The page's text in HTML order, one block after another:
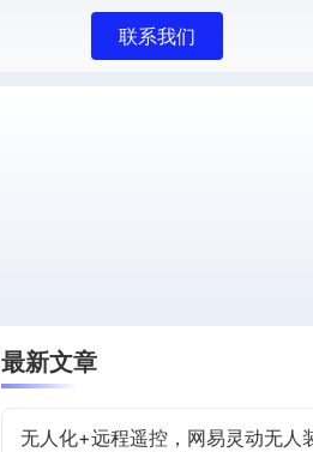
联系我们
最新文章
无人化+远程遥控，网易灵动无人